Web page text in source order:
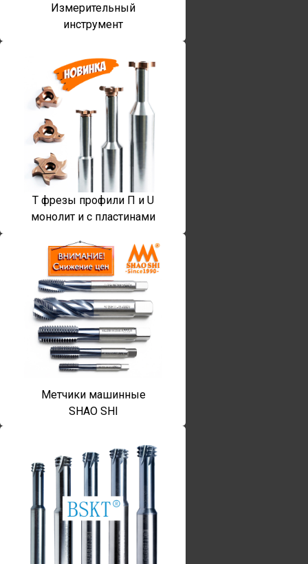
Измерительный
инструмент
T фрезы профили П и U
монолит и с пластинами
Метчики машинные
SHAO SHI